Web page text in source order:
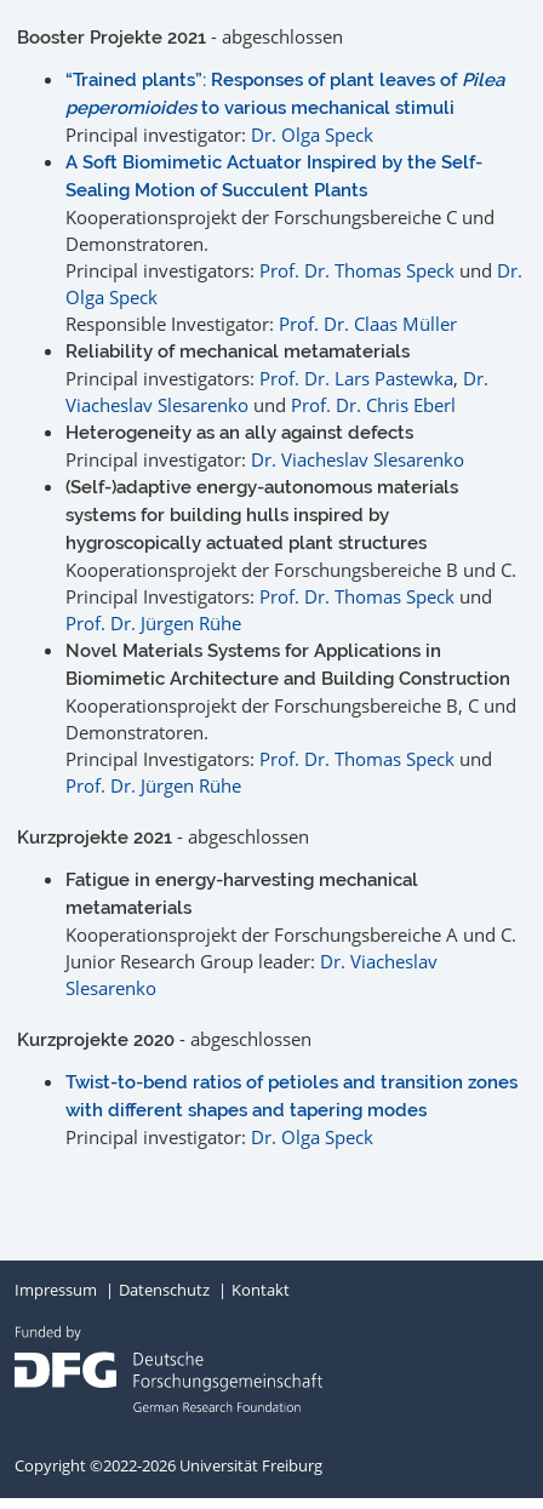
Booster Projekte 2021 - abgeschlossen
“Trained plants”: Responses of plant leaves of Pilea
peperomioidesto various mechanical stimuli
Principal investigator: Dr. Olga Speck
A Soft Biomimetic Actuator Inspired by the Self-
Sealing Motion of Succulent Plants
Kooperationsprojekt der Forschungsbereiche C und
Demonstratoren.
Principal investigators: Prof. Dr. Thomas Speck und Dr.
Olga Speck
Responsible Investigator: Prof. Dr. Claas Müller
Reliability of mechanical metamaterials
Principal investigators: Prof. Dr. Lars Pastewka, Dr.
Viacheslav Slesarenko und Prof. Dr. Chris Eberl
Heterogeneity as an ally against defects
Principal investigator: Dr. Viacheslav Slesarenko
(Self-)adaptive energy-autonomous materials
systems for building hulls inspired by
hygroscopically actuated plant structures
Kooperationsprojekt der Forschungsbereiche B und C.
Principal Investigators: Prof. Dr. Thomas Speck und
Prof. Dr. Jürgen Rühe
Novel Materials Systems for Applications in
Biomimetic Architecture and Building Construction
Kooperationsprojekt der Forschungsbereiche B, C und
Demonstratoren.
Principal Investigators: Prof. Dr. Thomas Speck und
Prof. Dr. Jürgen Rühe
Kurzprojekte 2021 - abgeschlossen
Fatigue in energy-harvesting mechanical
metamaterials
Kooperationsprojekt der Forschungsbereiche A und C.
Junior Research Group leader: Dr. Viacheslav
Slesarenko
Kurzprojekte 2020 - abgeschlossen
Twist-to-bend ratios of petioles and transition zones
with different shapes and tapering modes
Principal investigator: Dr. Olga Speck
Impressum Datenschutz Kontakt
Copyright ©2022-2026 Universität Freiburg